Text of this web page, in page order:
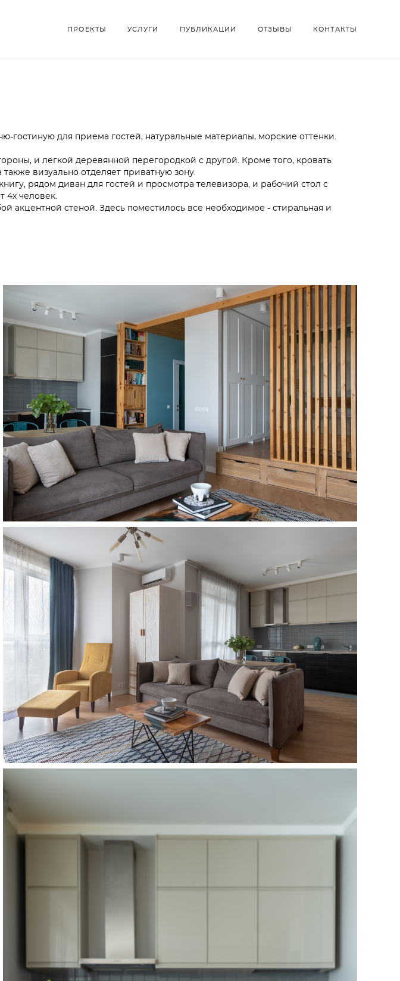
ПРОЕКТЫ УСЛУГИ ПУБЛИКАЦИИ ОТЗЫВЫ КОНТАКТЫ
ПРОЕКТЫ УСЛУГИ ПУБЛИКАЦИИ ОТЗЫВЫ КОНТАКТЫ
гостиную для приема гостей, натуральные материалы, морские оттенки.
и легкой деревянной перегородкой с другой. Кроме того, кровать
визуально отделяет приватную зону.
рядом диван для гостей и просмотра телевизора, и рабочий стол с
4х человек.
акцентной стеной. Здесь поместилось все необходимое - стиральная и